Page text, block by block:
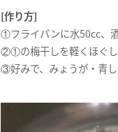
[作り方]
①フライパンに水50cc、
②①の梅干しを軽くほぐし
③好みで、みょうが・青し